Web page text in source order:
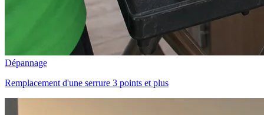
Dépannage
Remplacement d'une serrure 3 points et plus